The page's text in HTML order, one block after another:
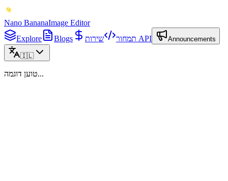
Nano BananaImage Editor
Explore
Blogs תמחור שירות API Announcements
🇮🇱
טוען דוגמה...